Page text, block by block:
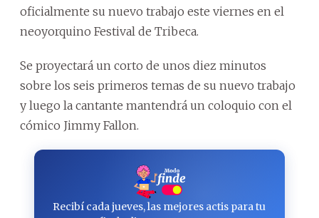
oficialmente su nuevo trabajo este viernes en el
neoyorquino Festival de Tribeca.
Se proyectará un corto de unos diez minutos
sobre los seis primeros temas de su nuevo trabajo
y luego la cantante mantendrá un coloquio con el
cómico Jimmy Fallon.
Recibí cada jueves, las mejores actis para tu